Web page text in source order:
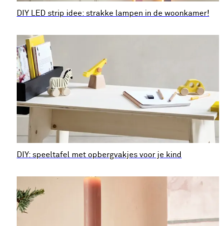
DIY LED strip idee: strakke lampen in de woonkamer!
DIY: speeltafel met opbergvakjes voor je kind